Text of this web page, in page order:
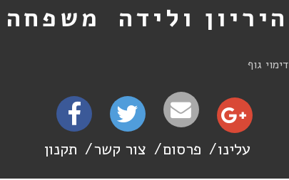
היריון ולידה
דימוי גוף
משפחה
עלינו פרסום צור קשר תקנון